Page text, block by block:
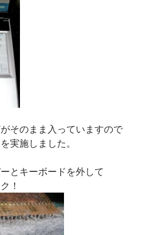
そのまま入っていますので
実施しました。
とキーボードを外して
！